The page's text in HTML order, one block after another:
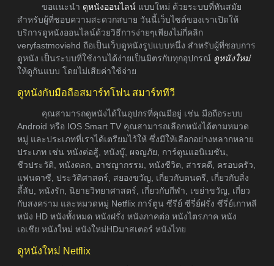
ขอแนะนำ ดูหนังออนไลน์ แบบใหม่ ด้วยระบบที่ทันสมัย
สำหรับผู้ที่ชอบความสะดวกสบาย วันนี้เว็บไซต์ของเราเปิดให้
บริการดูหนังออนไลน์ด้วยวิธีการง่ายๆเพียงไม่กี่คลิก
veryfastmoviehd ถือเป็นเว็บดูหนังรูปแบบหนึ่ง สำหรับผู้ที่ชอบการ
ดูหนัง เป็นระบบที่ใช้งานได้ง่ายเป็นมิตรกับทุกอุปกรณ์ ดูหนังใหม่
ให้ดูกันแบบ โดยไม่เสียค่าใช้จ่าย
ดูหนังกับมือถือสมาร์ทโฟน สมาร์ททีวี
คุณสามารถดูหนังได้ในอุปกรที่คุณมีอยู่ เช่น มือถือระบบ
Android หรือ IOS Smart TV คุณสามารถเลือกหนังได้ตามหมวด
หมู่ และประเภทที่เราได้เตรียมไว้ให้ ซึ่งมีให้เลือกอย่างหลากหลาย
ประเภท เช่น หนังต่อสู้, หนังบู๊, ผจญภัย, การ์ตูนแอนิเมชัน,
ชีวประวัติ, หนังตลก, อาชญากรรม, หนังชีวิต, สารคดี, ครอบครัว,
แฟนตาซี, ประวัติศาสตร์, สยองขวัญ, เกี่ยวกับดนตรี, เกี่ยวกับสิ่ง
ลี้ลับ, หนังรัก, นิยายวิทยาศาสตร์, เกี่ยวกับกีฬา, เขย่าขวัญ, เกี่ยว
กับสงคราม และหมวดหมู่ Netflix การ์ตูน ซีรีย์ ซีรี่ย์ฝรั่ง ซีรี่ย์เกาหลี
หนัง HD หนังทั้งหมด หนังฝรั่ง หนังภาคต่อ หนังไตรภาค หนัง
เอเชีย หนังใหม่ หนังใหม่HDมาสเตอร์ หนังไทย
ดูหนังใหม่ Netflix